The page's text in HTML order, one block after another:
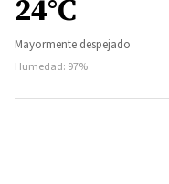
24°C
Mayormente despejado
Humedad: 97%